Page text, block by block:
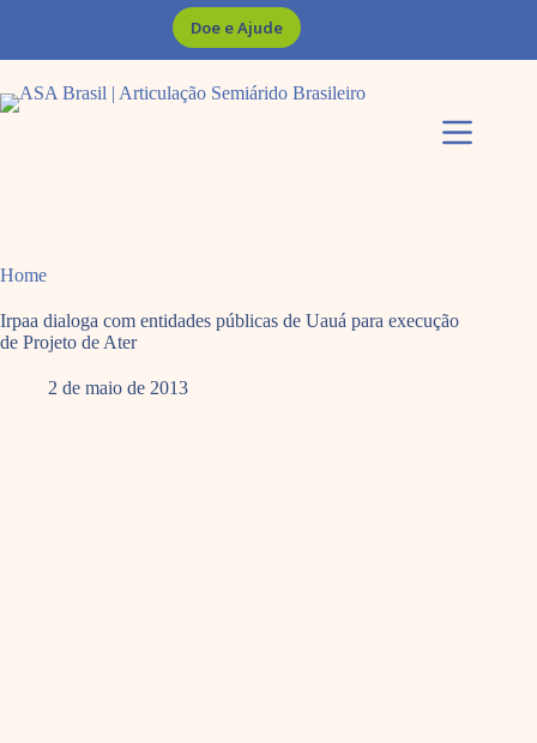
Doe e Ajude
Home
Irpaa dialoga com entidades públicas de Uauá para execução
de Projeto de Ater
2 de maio de 2013